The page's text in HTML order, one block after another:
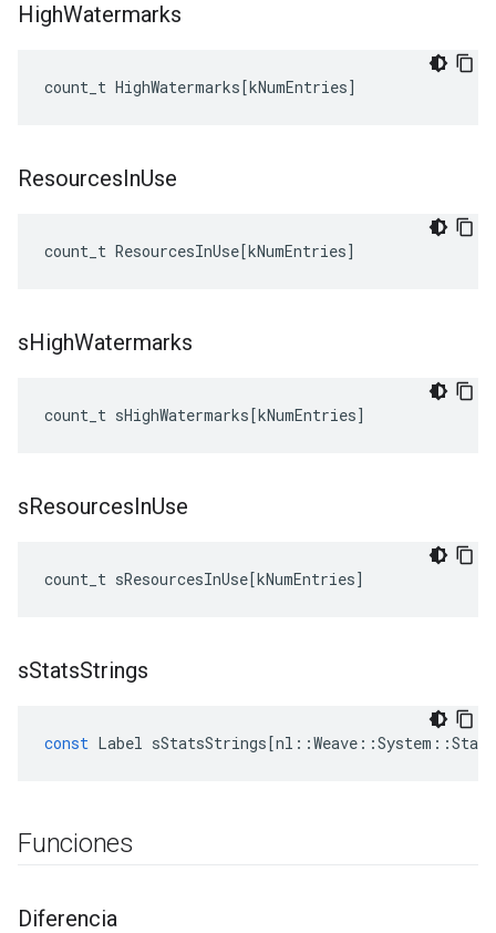
HighWatermarks
count_t HighWatermarks[kNumEntries]
ResourcesInUse
count_t ResourcesInUse[kNumEntries]
sHighWatermarks
count_t sHighWatermarks[kNumEntries]
sResourcesInUse
count_t sResourcesInUse[kNumEntries]
sStatsStrings
const Label sStatsStrings[nl ::Weave ::System ::Stats
Funciones
Diferencia